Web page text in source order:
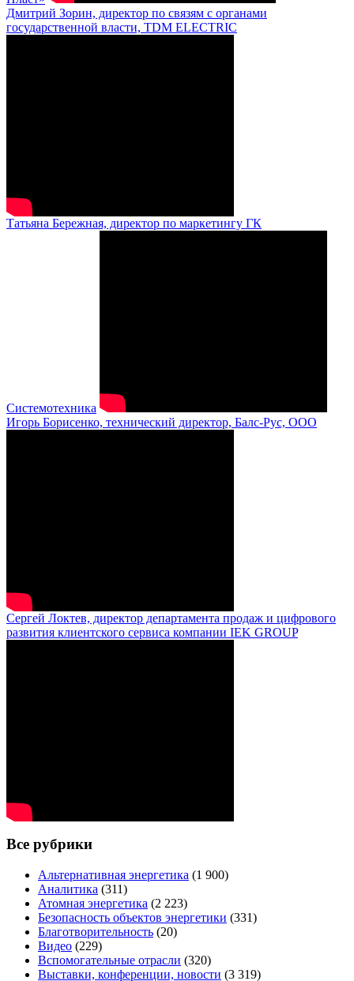
Дмитрий Зорин, директор по связям с органами
государственной власти, TDM ELECTRIC
Татьяна Бережная, директор по маркетингу ГК
Системотехника
Игорь Борисенко, технический директор, Балс-Рус, ООО
Сергей Локтев, директор департамента продаж и цифрового
развития клиентского сервиса компании IEK GROUP
Все рубрики
Альтернативная энергетика (1 900)
Аналитика (311)
Атомная энергетика (2 223)
Безопасность объектов энергетики (331)
Благотворительность (20)
Видео (229)
Вспомогательные отрасли (320)
Выставки, конференции, новости (3 319)